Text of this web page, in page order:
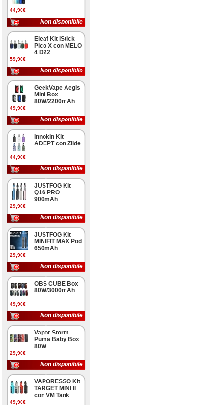
44,90€
Non disponibile
59,90€
Eleaf Kit iStick
Pico X con MELO
4 D22
Non disponibile
49,90€
GeekVape Aegis
Mini Box
80W/2200mAh
Non disponibile
44,90€
Innokin Kit
ADEPT con Zlide
Non disponibile
29,90€
JUSTFOG Kit
Q16 PRO
900mAh
Non disponibile
29,90€
JUSTFOG Kit
MINIFIT MAX Pod
650mAh
Non disponibile
49,90€
OBS CUBE Box
80W/3000mAh
Non disponibile
29,90€
Vapor Storm
Puma Baby Box
80W
Non disponibile
49,90€
VAPORESSO Kit
TARGET MINI II
con VM Tank